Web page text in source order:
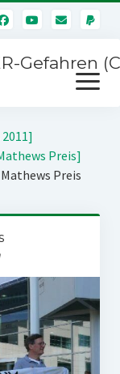
Gefahren
Menü
öffnen
Preis]
Preis